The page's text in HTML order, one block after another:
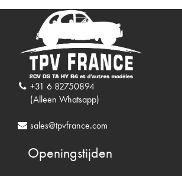
+31 6 82750894
(Alleen Whatsapp)
sales@tpvfrance.com
Openingstijden